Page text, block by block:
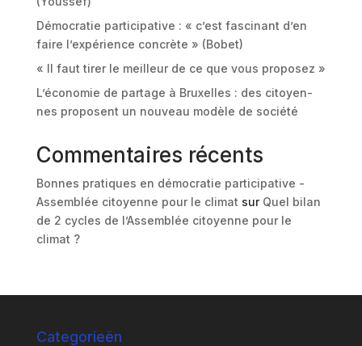
Démocratie participative : « c’est fascinant d’en
faire l’expérience concrète » (Bobet)
« Il faut tirer le meilleur de ce que vous proposez »
L’économie de partage à Bruxelles : des citoyen-
nes proposent un nouveau modèle de société
Commentaires récents
Bonnes pratiques en démocratie participative -
Assemblée citoyenne pour le climat sur Quel bilan
de 2 cycles de l’Assemblée citoyenne pour le
climat ?
Categorieën